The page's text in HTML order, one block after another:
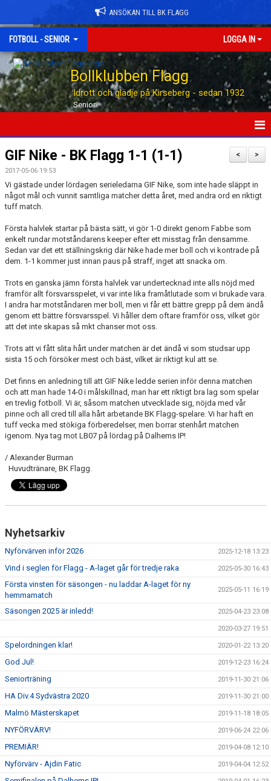
ANSÖKAN TILL BK FLAGG
FOTBOLL - SENIOR LOGGA IN
Bollklubben Flagg
Idrott och glädje på Kirseberg - sedan 1932
Senior
HEM
NYHETER
TABELLEN
KALENDER
MATCHER
TRUPPEN
NYFÖRVÄRV
SPELARRÅD
STATISTIK
MATCHREFERAT TIDIGARE ÅR
>
<
GIF Nike - BK Flagg 1-1 (1-1)
2017-05-06 19:53
Vi gästade under lördagen serieledarna GIF Nike, som inte hade släppt in
något mål och vunnit samtliga matcher detta året, med andra ord en riktigt
tuff match.
Första halvlek startar på bästa sätt, vi gör 1-0 direkt genom Fabbe som
enkelt rundar motståndarens keeper efter ett misstag från densamme.
Sedan var det ett ställningskrig där Nike hade mer boll och vi kontrade på
dem. 1-1 kommer just innan paus på straff, inget att snacka om.
Trots en ganska jämn första halvlek var undertecknad inte alls nöjd med
framför allt försvarsspelet, vi var inte lika framåtlutade som vi brukade vara.
I andra har motståndaren mer boll, men vi får ett bättre grepp på dem ändå
genom ett bättre försvarsspel. Vi håller dem oftare framför oss, vilket gör
att det inte skapas så mkt chanser mot oss.
Trots att vi fått slita hårt under matchen är det ändå vi som studsar upp
sista 15 och försöker mest och bäst, vilket är riktigt kul att se.
Det finns en anledning till att GIF Nike ledde serien inför denna matchen
och att man hade 14-0 i målskillnad, man har ett riktigt bra lag som spelar
en trevlig fotboll. Vi är, såsom matchen utvecklade sig, nöjda med vår
pinne och all cred till alla hårt arbetande BK Flagg-spelare. Vi har haft en
tuff vecka med stökiga förberedelser, men borrar stenhårt matchen
igenom. Nya tag mot LB07 på lördag på Dalhems IP!
/ Alexander Burman
Huvudtränare, BK Flagg.
Nyhetsarkiv
Nyförvärven inför 2026 2025-12-18 13:23
Vind i seglen för Flagg - A-laget går för tredje raka 2025-05-30 16:43
Första vinsten för säsongen - nu laddar A-laget för ny
hemmamatch
2025-05-11 16:19
Säsongen 2025 är inledd! 2025-04-23 23:08
2020-03-27 19:51
Spelordningen klar! 2020-01-22 13:20
God Jul! 2019-12-23 16:24
Seniorträning 2019-11-30 21:06
HA Div.4 Sydvästra 2020 2019-11-30 21:00
Malmö Mästerskapet 2019-11-18 18:05
NYFÖRVÄRV! 2019-06-24 22:06
PREMIÄR! 2019-04-08 12:10
Nyförvärv - Ajdin Fatic 2019-04-04 12:52